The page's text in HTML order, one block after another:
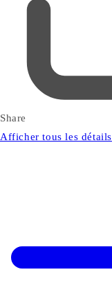
Share
Afficher tous les détails